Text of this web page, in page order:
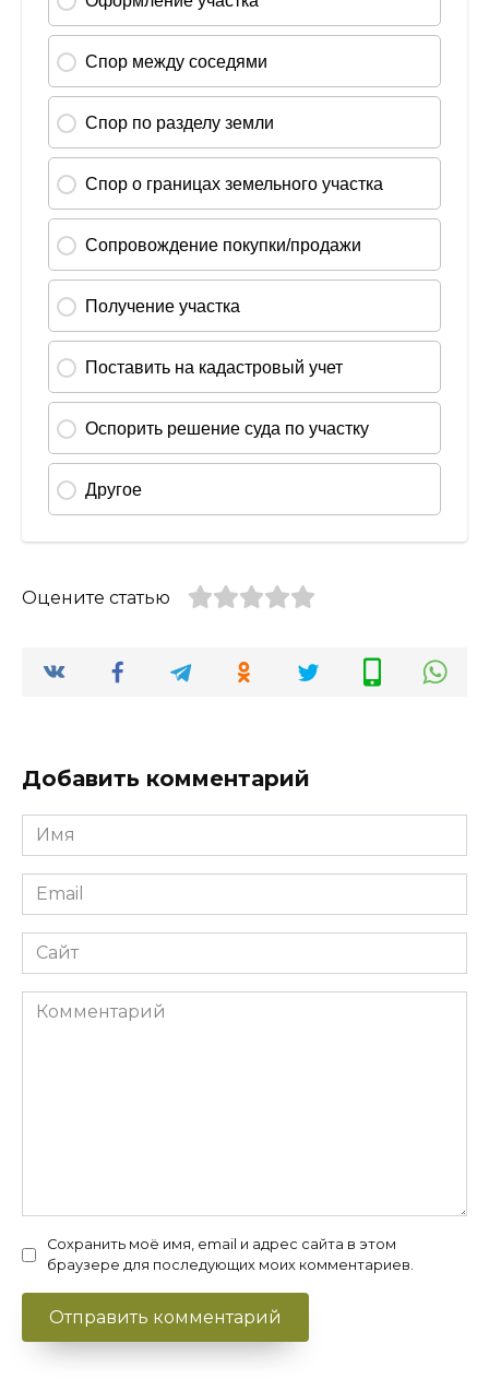
Оцените статью
Добавить комментарий
Имя
*
Email
*
Сайт
Комментарий
Сохранить моё имя, email и адрес сайта в этом
браузере для последующих моих комментариев.